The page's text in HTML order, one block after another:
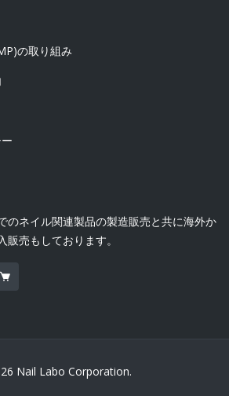
の取り組み
のネイル関連製品の製造販売と共に海外か
販売もしております。
Nail Labo Corporation.